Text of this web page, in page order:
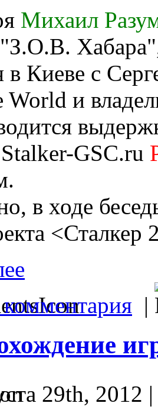
Михаил
в Киеве с
World и
GSC.ru
в ходе
<Сталкер
|
29th, 2012